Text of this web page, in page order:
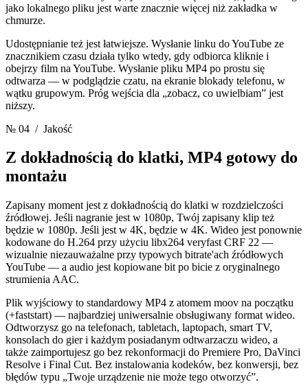
jako lokalnego pliku jest warte znacznie więcej niż zakładka w
chmurze.
Udostępnianie też jest łatwiejsze. Wysłanie linku do YouTube ze
znacznikiem czasu działa tylko wtedy, gdy odbiorca kliknie i
obejrzy film na YouTube. Wysłanie pliku MP4 po prostu się
odtwarza — w podglądzie czatu, na ekranie blokady telefonu, w
wątku grupowym. Próg wejścia dla „zobacz, co uwielbiam” jest
niższy.
№ 04 / Jakość
Z dokładnością do klatki, MP4 gotowy do
montażu
Zapisany moment jest z dokładnością do klatki w rozdzielczości
źródłowej. Jeśli nagranie jest w 1080p, Twój zapisany klip też
będzie w 1080p. Jeśli jest w 4K, będzie w 4K. Wideo jest ponownie
kodowane do H.264 przy użyciu libx264 veryfast CRF 22 —
wizualnie niezauważalne przy typowych bitrate'ach źródłowych
YouTube — a audio jest kopiowane bit po bicie z oryginalnego
strumienia AAC.
Plik wyjściowy to standardowy MP4 z atomem moov na początku
(+faststart) — najbardziej uniwersalnie obsługiwany format wideo.
Odtworzysz go na telefonach, tabletach, laptopach, smart TV,
konsolach do gier i każdym posiadanym odtwarzaczu wideo, a
także zaimportujesz go bez rekonformacji do Premiere Pro, DaVinci
Resolve i Final Cut. Bez instalowania kodeków, bez konwersji, bez
błędów typu „Twoje urządzenie nie może tego otworzyć”.